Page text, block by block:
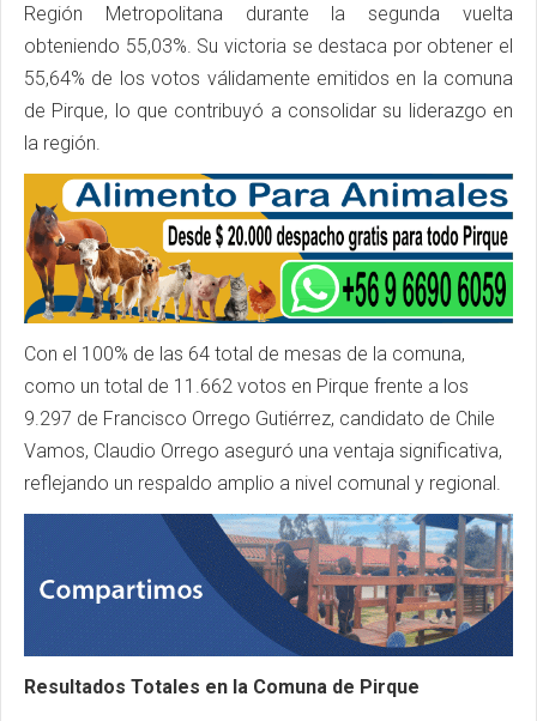
Región Metropolitana durante la segunda vuelta
obteniendo 55,03%. Su victoria se destaca por obtener el
55,64% de los votos válidamente emitidos en la comuna
de Pirque, lo que contribuyó a consolidar su liderazgo en
la región.
Con el 100% de las 64 total de mesas de la comuna,
como un total de 11.662 votos en Pirque frente a los
9.297 de Francisco Orrego Gutiérrez, candidato de Chile
Vamos, Claudio Orrego aseguró una ventaja significativa,
reflejando un respaldo amplio a nivel comunal y regional.
Resultados Totales en la Comuna de Pirque